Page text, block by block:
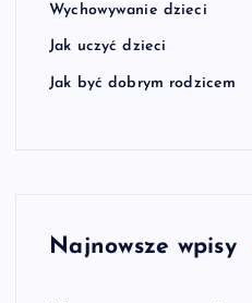
Wychowywanie dzieci
Jak uczyć dzieci
Jak być dobrym rodzicem
Najnowsze wpisy